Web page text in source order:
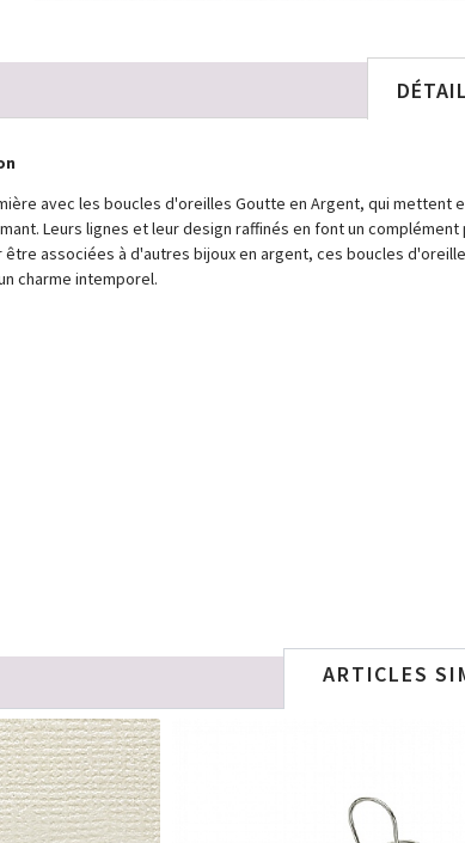
avec les boucles d'oreilles Goutte en Argent, qui mettent
Leurs lignes et leur design raffinés en font un
être associées à d'autres bijoux en argent, ces boucles
charme intemporel.
ARTICLES